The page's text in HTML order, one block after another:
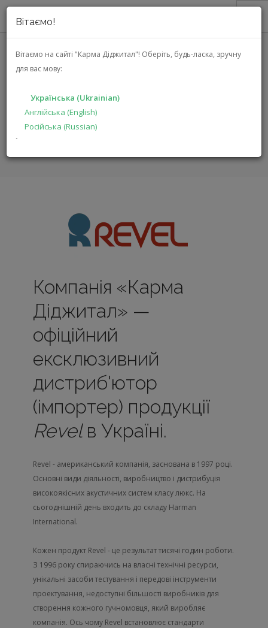
Вітаємо!
Вітаємо на сайті "Карма Діджитал"! Оберіть, будь-ласка, зручну
для вас мову:
Українська (Ukrainian)
Англійська (English)
Російська (Russian)
`
ПРО НАС
АКЦІЇ
РІШЕННЯ
ВИРОБНИКАМ
ГОЛОВНА БРЕНДИ
Компанія «Карма
Діджитал» —
офіційний
ексклюзивний
дистриб'ютор
(імпортер) продукції
Revelв Україні.
Revel - американський компанія, заснована в 1997 році.
Основні види діяльності, виробництво і дистрибуція
високоякісних акустичних систем класу люкс. На
сьогоднішній день входить до складу Harman
International.
Кожен продукт Revel - це результат тисячі годин роботи.
З 1996 року спираючись на власні технічні ресурси,
унікальні засоби тестування і передові інструменти
проектування, недоступні більшості виробників для
створення кожного гучномовця, який виробляє
компанія. Ось чому Revel встановлює стандарти